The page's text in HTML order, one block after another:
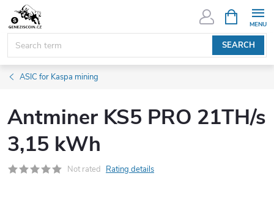
content
SEARCH
CART
ASIC for Kaspa mining
Antminer KS5 PRO 21TH/s
3,15 kWh
Not rated Rating details